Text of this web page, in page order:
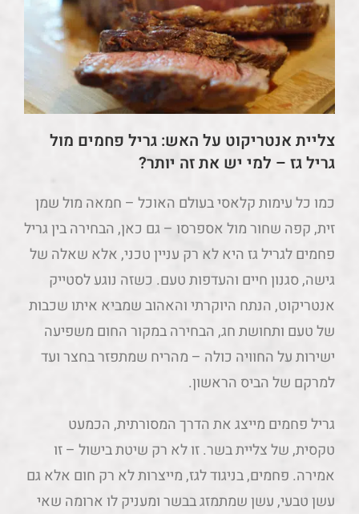
צליית אנטריקוט על האש: גריל פחמים מול
גריל גז – למי יש את זה יותר?
כמו כל עימות קלאסי בעולם האוכל – חמאה מול שמן
זית, קפה שחור מול אספרסו – גם כאן, הבחירה בין גריל
פחמים לגריל גז היא לא רק עניין טכני, אלא שאלה של
גישה, סגנון חיים והעדפות טעם. כשזה נוגע לסטייק
אנטריקוט, הנתח היוקרתי והאהוב שמביא איתו שכבות
של טעם ותחושת חג, הבחירה במקור החום משפיעה
ישירות על החוויה כולה – מהריח שמתפזר בחצר ועד
למרקם של הביס הראשון.
גריל פחמים מייצג את הדרך המסורתית, הכמעט
טקסית, של צליית בשר. זו לא רק שיטת בישול – זו
אמירה. פחמים, בניגוד לגז, מייצרות לא רק חום אלא גם
עשן טבעי, עשן שמתמזג בבשר ומעניק לו ארומה שאי